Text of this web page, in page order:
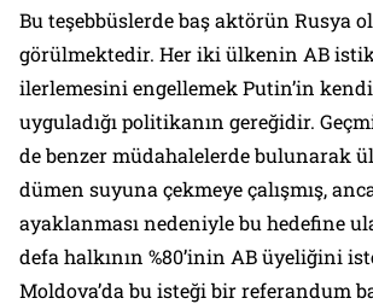
Bu teşebbüslerde baş aktörün Rusya
görülmektedir. Her iki ülkenin AB
ilerlemesini engellemek Putin’in
uyguladığı politikanın gereğidir.
de benzer müdahalelerde bulunarak
dümen suyuna çekmeye çalışmış,
ayaklanması nedeniyle bu hedefine
defa halkının %80’inin AB üyeliğini
Moldova’da bu isteği bir referandum